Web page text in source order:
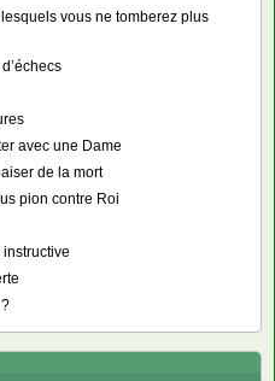
vous ne tomberez plus
avec une Dame
de la mort
pion contre Roi